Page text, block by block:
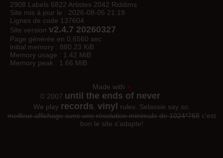
2908 Labels 6822 Artistes 2042 Riddims
Site mis à jour le : 2026-08-05 21:19
Lignes de code 137604
Site version v2.4.7 20260327
Page générée en 0,6560 sec
initial memory : 880.23 KiB
Memory usage : 1.42 MiB
Memory peak : 1.66 MiB
Made with ♥
© 2007 until the ends of never
We play records vinyl
rules. Selassie say so.
meilleur affichage avec une résolution minimale de 1024*768c'est
bon le site s'adapte!